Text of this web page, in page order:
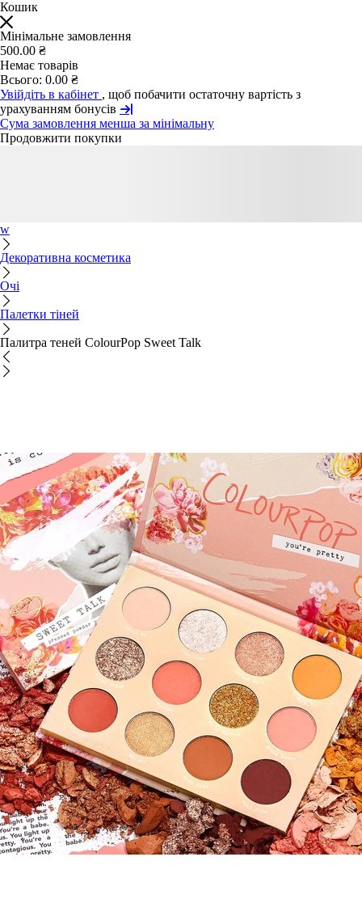
Кошик
Мінімальне замовлення
500.00 ₴
Немає товарів
Всього: 0.00 ₴
Увійдіть в кабінет , щоб побачити остаточну вартість з
урахуванням бонусів
Сума замовлення менша за мінімальну
Продовжити покупки
w
Декоративна косметика
Очі
Палетки тіней
Палитра теней ColourPop Sweet Talk